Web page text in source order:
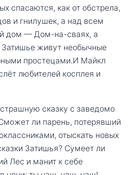
спасаются, как от обстрела,
и гнилушек, а над всем
дом — Дом-на-сваях, а
живут необычные
простецами.И Майкл
любителей косплея и
сказку с заведомо
ли парень, потерявший
отыскать новых
Затишья? Сумеет ли
Лес и манит к себе